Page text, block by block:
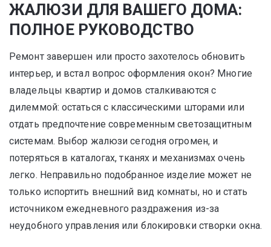
ЖАЛЮЗИ ДЛЯ ВАШЕГО ДОМА:
ПОЛНОЕ РУКОВОДСТВО
Ремонт завершен или просто захотелось обновить
интерьер, и встал вопрос оформления окон? Многие
владельцы квартир и домов сталкиваются с
дилеммой: остаться с классическими шторами или
отдать предпочтение современным светозащитным
системам. Выбор жалюзи сегодня огромен, и
потеряться в каталогах, тканях и механизмах очень
легко. Неправильно подобранное изделие может не
только испортить внешний вид комнаты, но и стать
источником ежедневного раздражения из-за
неудобного управления или блокировки створки окна.